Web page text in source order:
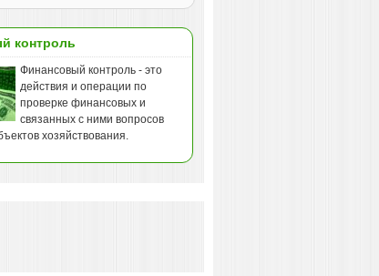
контроль
Финансовый контроль - это
действия и операции по
проверке финансовых и
связанных с ними вопросов
хозяйствования.